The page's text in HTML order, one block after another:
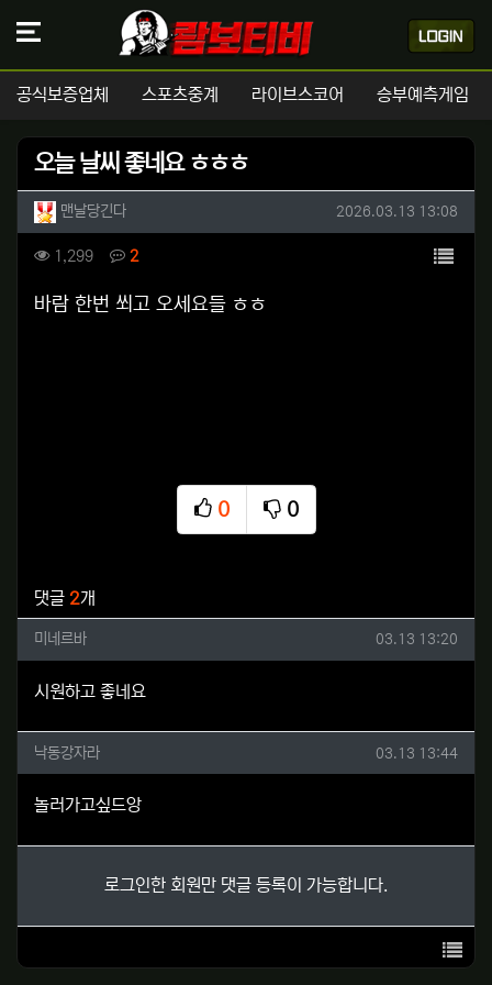
공식보증업체 스포츠중계 라이브스코어 승부예측게임
오늘 날씨 좋네요 ㅎㅎㅎ
작성자 정보
맨날당긴다작성 작성일
2026.03.13 13:08
컨텐츠 정보
1,299조회 2댓글 목록
본문
바람 한번 쐬고 오세요들 ㅎㅎ
0
추천
0
비추천
댓글 2개
미네르바님의 댓글
미네르바 작성일
03.13 13:20
시원하고 좋네요
낙동강자라님의 댓글
낙동강자라 작성일
03.13 13:44
놀러가고싶드앙
로그인한 회원만 댓글 등록이 가능합니다.
목록